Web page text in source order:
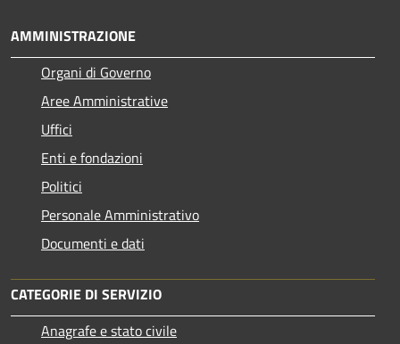
AMMINISTRAZIONE
Organi di Governo
Aree Amministrative
Uffici
Enti e fondazioni
Politici
Personale Amministrativo
Documenti e dati
CATEGORIE DI SERVIZIO
Anagrafe e stato civile